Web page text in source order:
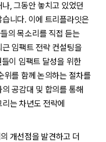
, 그동안 놓치고 있었던
니다. 이에 트리플라잇은
의 목소리를 직접 듣는
임팩트 전략 컨설팅을
이 임팩트 달성을 위한
를 함께 논의하는 절차를
공감대 및 합의를 통해
는 차년도 전략에
개선점을 발견하고 더